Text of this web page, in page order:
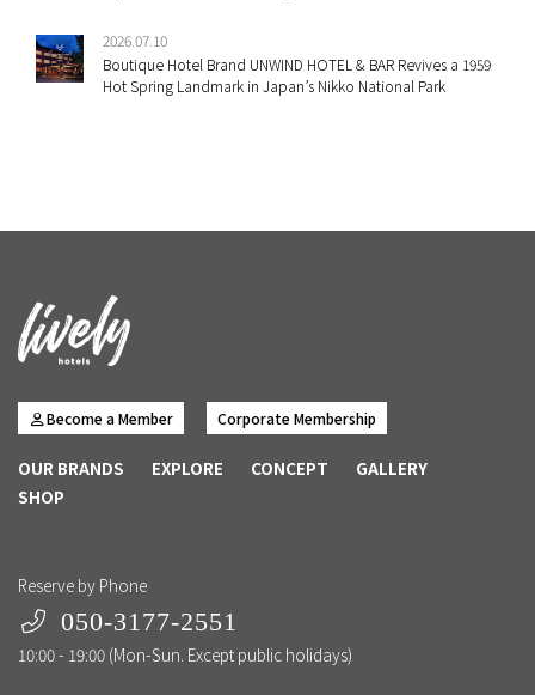
2026.07.10
Boutique Hotel Brand UNWIND HOTEL & BAR Revives a 1959
Hot Spring Landmark in Japan’s Nikko National Park
Become a Member Corporate Membership
OUR BRANDS EXPLORE CONCEPT
GALLERY
SHOP
Reserve by Phone
050-3177-2551
10:00 - 19:00 (Mon-Sun. Except public holidays)